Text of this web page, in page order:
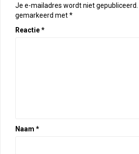
Je e-mailadres wordt niet gepubliceerd.
gemarkeerd met*
Reactie*
Naam *